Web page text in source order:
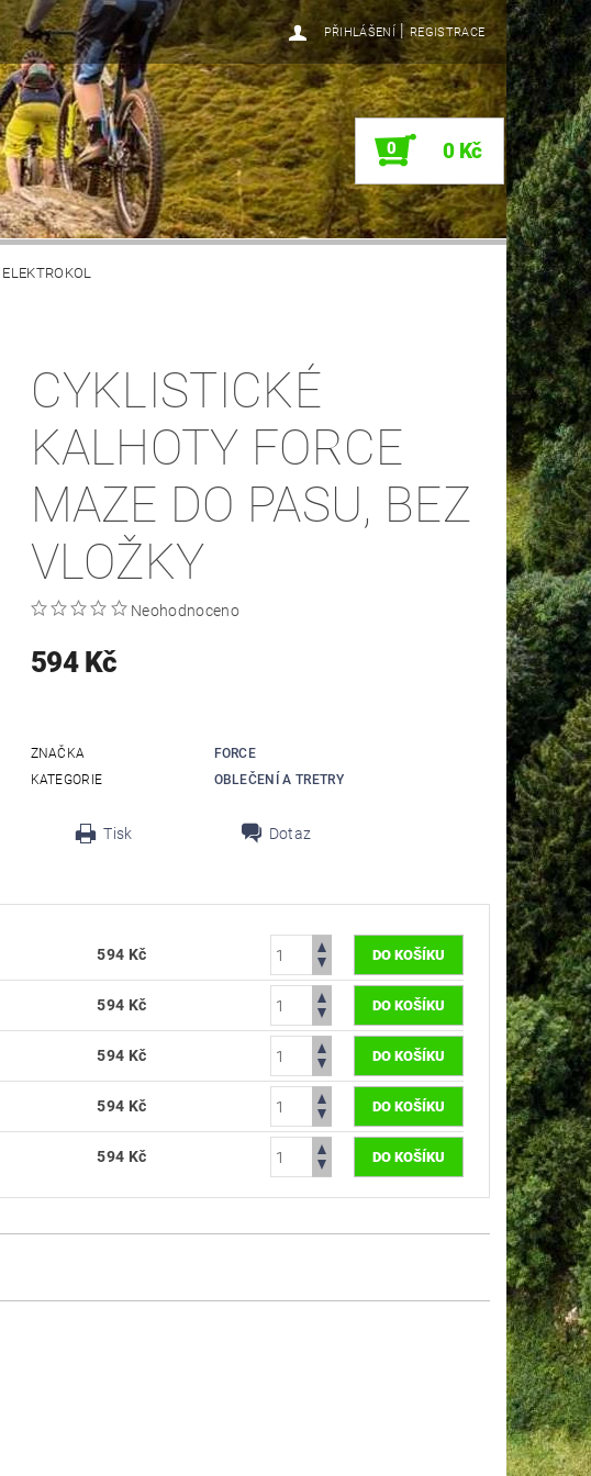
PŘIHLÁŠENÍ | REGISTRACE
0 0 Kč
CYKLISTICKÉ
KALHOTY FORCE
MAZE DO PASU, BEZ
VLOŽKY
Neohodnoceno
594 Kč
ZNAČKA
FORCE
KATEGORIE
OBLEČENÍ A TRETRY
Tisk Dotaz
594 Kč
594 Kč
594 Kč
594 Kč
594 Kč